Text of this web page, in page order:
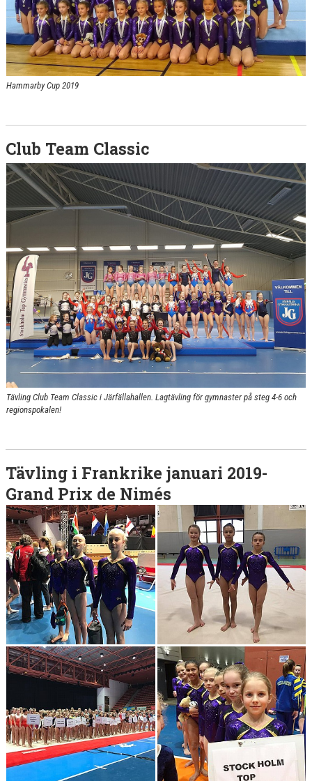
Hammarby Cup 2019
Club Team Classic
Tävling Club Team Classic i Järfällahallen. Lagtävling för gymnaster på steg 4-6 och
regionspokalen!
Tävling i Frankrike januari 2019-
Grand Prix de Nimés